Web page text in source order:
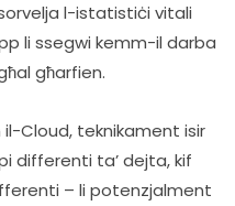
l-istatistiċi vitali
li ssegwi kemm-il darba
għarfien.
Cloud, teknikament isir
differenti ta’ dejta, kif
– li potenzjalment